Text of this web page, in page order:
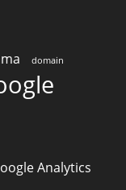
domain
Analytics